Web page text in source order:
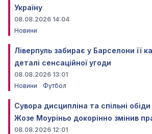
Україну
08.08.2026 14:04
Новини
Ліверпуль забирає у Барселони її
деталі сенсаційної угоди
08.08.2026 13:01
Новини
Футбол
Сувора дисципліна та спільні
Жозе Моуріньо докорінно змінив
08.08.2026 12:01